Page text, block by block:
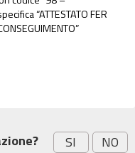
“ATTESTATO FER
NO
SI